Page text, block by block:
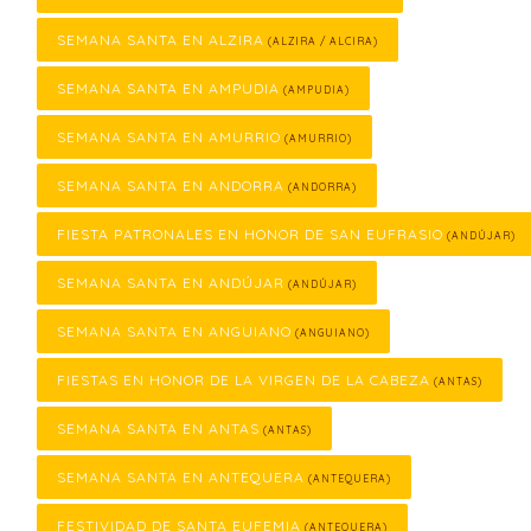
SEMANA SANTA EN ALZIRA (ALZIRA / ALCIRA)
SEMANA SANTA EN AMPUDIA (AMPUDIA)
SEMANA SANTA EN AMURRIO (AMURRIO)
SEMANA SANTA EN ANDORRA (ANDORRA)
FIESTA PATRONALES EN HONOR DE SAN EUFRASIO (ANDÚJAR)
SEMANA SANTA EN ANDÚJAR (ANDÚJAR)
SEMANA SANTA EN ANGUIANO (ANGUIANO)
FIESTAS EN HONOR DE LA VIRGEN DE LA CABEZA (ANTAS)
SEMANA SANTA EN ANTAS (ANTAS)
SEMANA SANTA EN ANTEQUERA (ANTEQUERA)
FESTIVIDAD DE SANTA EUFEMIA (ANTEQUERA)